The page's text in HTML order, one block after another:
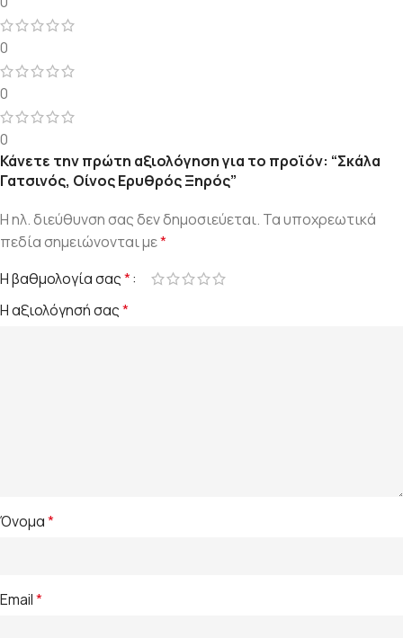
0
0
0
Κάνετε την πρώτη αξιολόγηση για το προϊόν: “Σκάλα
Γατσινός, Οίνος Ερυθρός Ξηρός”
Η ηλ. διεύθυνση σας δεν δημοσιεύεται. Τα υποχρεωτικά
πεδία σημειώνονται με*
Η βαθμολογία σας*
Η αξιολόγησή σας*
Όνομα*
Email*